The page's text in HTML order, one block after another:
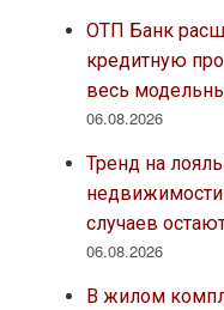
ОТП Банк
кредитную
весь
06.08.2026
Тренд на
недвижимости
случаев
06.08.2026
В жилом